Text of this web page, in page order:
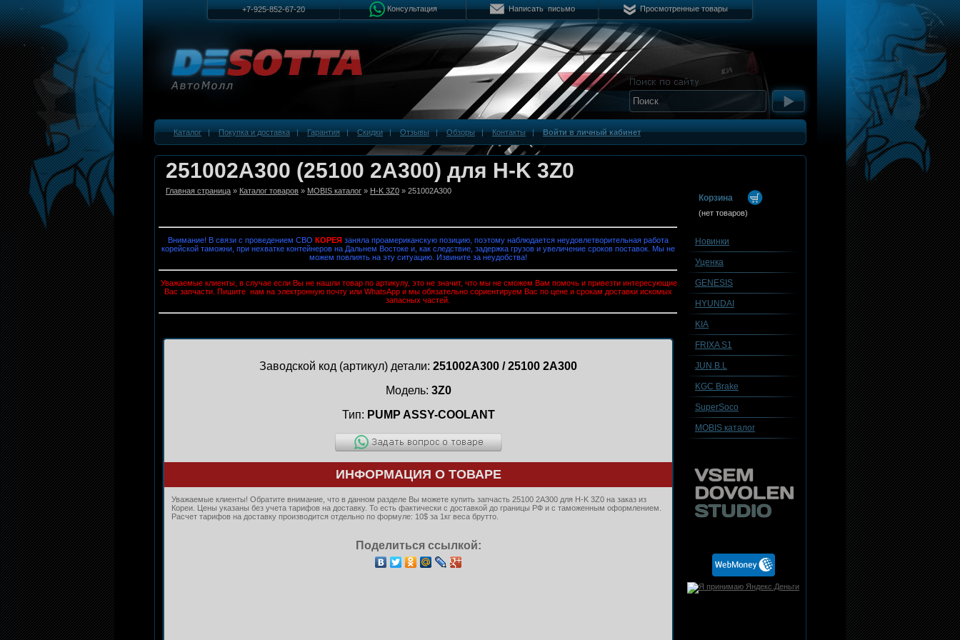
+7-925-852-67-20 Консультация Написать письмо Просмотренные товары
Каталог|Покупка и доставка|Гарантия|Скидки|Отзывы|Обзоры|Контакты|Войти в личный кабинет
251002A300 (25100 2A300) для H-K 3Z0
Главная страница » Каталог товаров » MOBIS каталог » H-K 3Z0 » 251002A300
Внимание! В связи с проведением СВО КОРЕЯзаняла проамериканскую позицию, поэтому наблюдается неудовлетворительная работа
корейской таможни, при нехватке контейнеров на Дальнем Востоке и, как следствие, задержка грузов и увеличение сроков поставок. Мы не
можем повлиять на эту ситуацию. Извините за неудобства!
Уважаемые клиенты, в случае если Вы не нашли товар по артикулу, это не значит, что мы не сможем Вам помочь и привезти интересующие
Вас запчасти. Пишите нам на электронную почту или WhatsApp и мы обязательно сориентируем Вас по цене и срокам доставки искомых
запасных частей.
Заводской код (артикул) детали: 251002A300 / 25100 2A300
Модель: 3Z0
Тип: PUMP ASSY-COOLANT
ИНФОРМАЦИЯ О ТОВАРЕ
Уважаемые клиенты! Обратите внимание, что в данном разделе Вы можете купить запчасть 25100 2A300 для H-K 3Z0 на заказ из
Кореи. Цены указаны без учета тарифов на доставку. То есть фактически с доставкой до границы РФ и с таможенным оформлением.
Расчет тарифов на доставку производится отдельно по формуле: 10$ за 1кг веса брутто.
Поделиться ссылкой:
Корзина
(нет товаров)
Новинки
Уценка
GENESIS
HYUNDAI
KIA
FRIXA S1
JUN.B.L
KGC Brake
SuperSoco
MOBIS каталог